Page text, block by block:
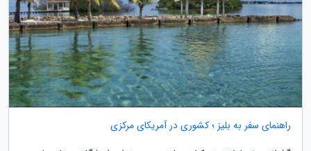
راهنمای سفر به بلیز ؛ کشوری در آمریکای مرکزی